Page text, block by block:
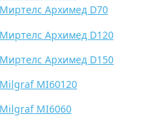
Архимед D70
Архимед D120
Архимед D150
MI60120
MI6060